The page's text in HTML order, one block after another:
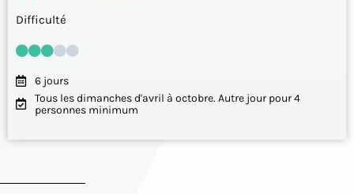
Difficulté
6 jours
Tous les dimanches d'avril à octobre. Autre jour pour 4
personnes minimum